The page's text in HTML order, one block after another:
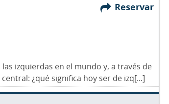
Reservar
izquierdas en el mundo y, a través de
¿qué significa hoy ser de izq[...]